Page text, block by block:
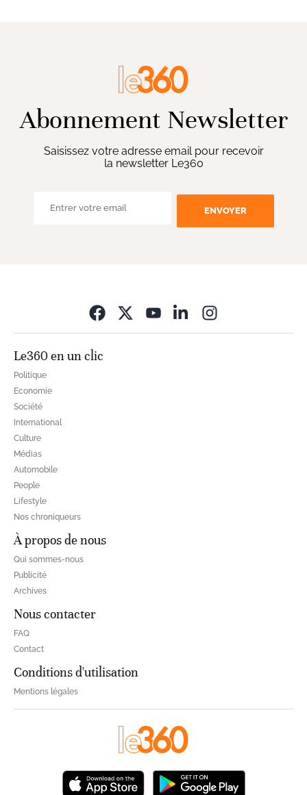
Abonnement Newsletter
Saisissez votre adresse email pour recevoir
la newsletter Le360
ENVOYER
Le360 en un clic
Politique
Economie
Société
International
Culture
Médias
Automobile
People
Lifestyle
Nos chroniqueurs
À propos de nous
Qui sommes-nous
Publicité
Archives
Nous contacter
FAQ
Contact
Conditions d'utilisation
Mentions légales